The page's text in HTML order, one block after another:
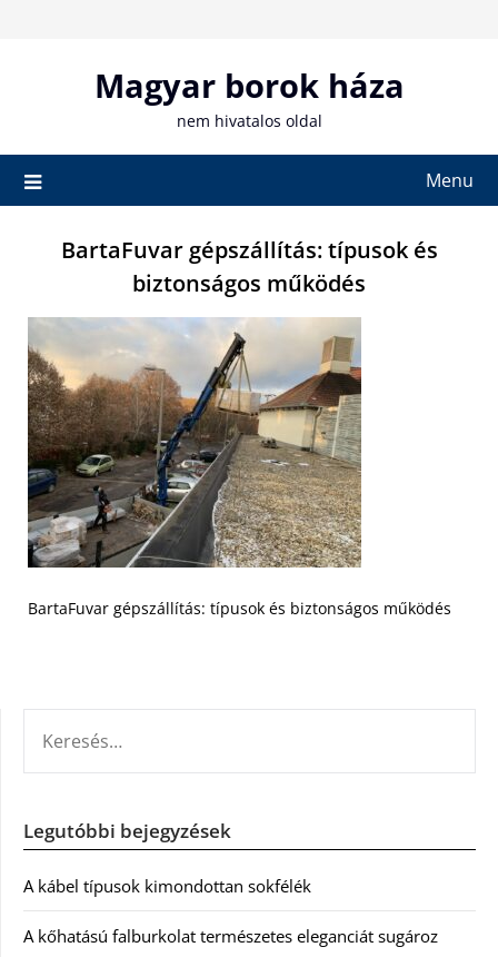
Magyar borok háza
nem hivatalos oldal
Menu
BartaFuvar gépszállítás: típusok és
biztonságos működés
BartaFuvar gépszállítás: típusok és biztonságos működés
Legutóbbi bejegyzések
A kábel típusok kimondottan sokfélék
A kőhatású falburkolat természetes eleganciát sugároz